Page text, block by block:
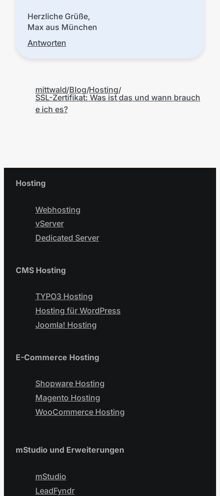
Herzliche Grüße,
Max aus München
Antworten
mittwald Blog Hosting
SSL-Zertifikat: Was ist das und wann brauch
e ich es?
Hosting
Webhosting
vServer
Dedicated Server
CMS Hosting
TYPO3 Hosting
Hosting für WordPress
Joomla! Hosting
E-Commerce Hosting
Shopware Hosting
Magento Hosting
WooCommerce Hosting
mStudio und Erweiterungen
mStudio
LeadFyndr